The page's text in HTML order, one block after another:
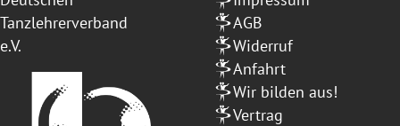
Tanzlehrerverband
e.V.
AGB
Widerruf
Anfahrt
Wir bilden aus!
Vertrag